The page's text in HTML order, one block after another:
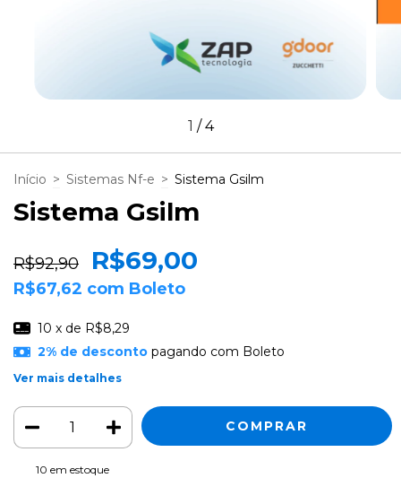
1 /4
Início > Sistemas Nf-e > Sistema Gsilm
Sistema Gsilm
R$92,90 R$69,00
R$67,62 com Boleto
10 x de R$8,29
2% de descontopagando com Boleto
Ver mais detalhes
10 em estoque